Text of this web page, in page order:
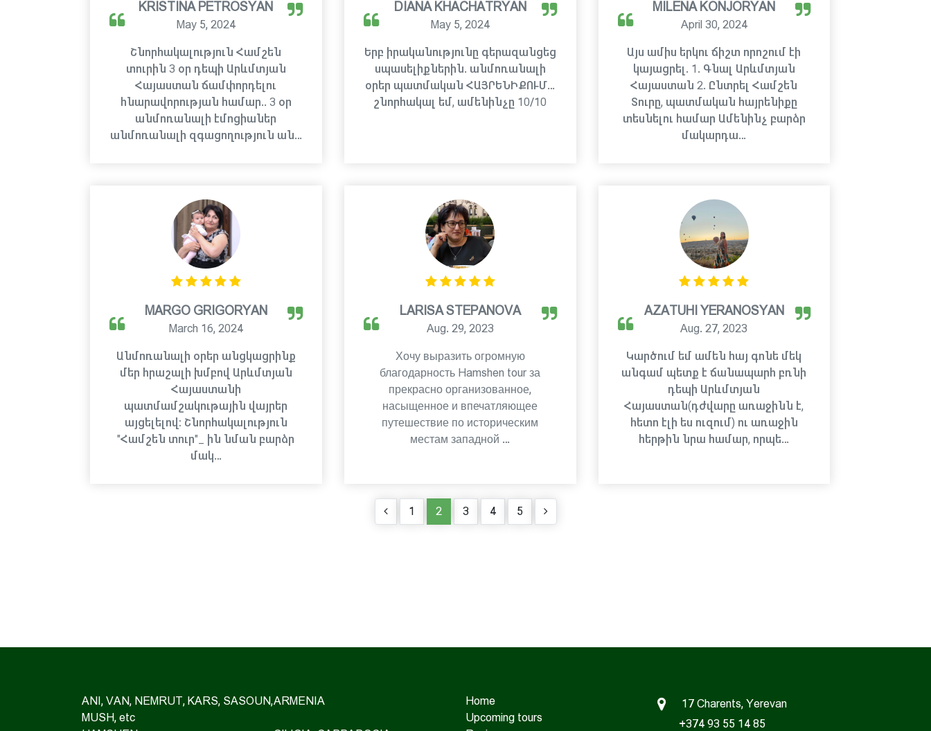
KRISTINA PETROSYAN
May 5, 2024
Շնորհակալություն Համշեն
տուրին 3 օր դեպի Արևմտյան
Հայաստան ճամփորդելու
հնարավորության համար.. 3 օր
անմոռանալի էմոցիաներ
անմոռանալի զգացողություն ան…
DIANA KHACHATRYAN
May 5, 2024
Երբ իրականությունը գերազանցեց
սպասելիքներին. անմոռանալի
օրեր պատմական ՀԱՅՐԵՆԻՔՈՒՄ…
շնորհակալ եմ, ամենինչը 10/10
MILENA KONJORYAN
April 30, 2024
Այս ամիս երկու ճիշտ որոշում էի
կայացրել. 1. Գնալ Արևմտյան
Հայաստան 2. Ընտրել Համշեն
Տուրը, պատմական հայրենիքը
տեսնելու համար Ամենինչ բարձր
մակարդա…
MARGO GRIGORYAN
March 16, 2024
Անմոռանալի օրեր անցկացրինք
մեր հրաշալի խմբով Արևմտյան
Հայաստանի
պատմամշակութային վայրեր
այցելելով։ Շնորհակալություն
"Համշեն տուր"_ ին նման բարձր
մակ…
LARISA STEPANOVA
Aug. 29, 2023
Хочу выразить огромную
благодарность Hamshen tour за
прекрасно организованное,
насыщенное и впечатляющее
путешествие по историческим
местам западной …
AZATUHI YERANOSYAN
Aug. 27, 2023
Կարծում եմ ամեն հայ գոնե մեկ
անգամ պետք է ճանապարհ բռնի
դեպի Արևմտյան
Հայաստան(դժվարը առաջինն է,
հետո էլի ես ուզում) ու առաջին
հերթին նրա համար, որպե…
1 2 3 4 5
ANI, VAN, NEMRUT, KARS, SASOUN,
MUSH, etc
ARMENIA
Home
Upcoming tours
17 Charents, Yerevan
+374 93 55 14 85